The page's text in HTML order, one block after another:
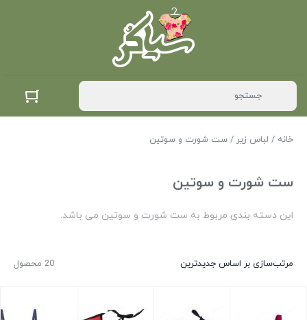
خانه / لباس زیر / ست شورت و سوتین
ست شورت و سوتین
این دسته بندی مربوط به ست شورت و سوتین می باشد.
20 محصول مرتب‌سازی بر اساس جدیدترین